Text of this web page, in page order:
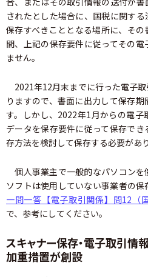
されたとした場合に、国税に関す
保存すべきこととなる場所に、そ
間、上記の保存要件に従ってその
ません。
2021年12月末までに行った電子
りますので、書面に出力して保存
す。しかし、2022年1月からの電
データを保存要件に従って保存で
存方法を検討して保存する必要があり
個人事業主で一般的なパソコン
ソフトは使用していない事業者の保
一問一答【電子取引関係】問12（国
で、参考にしてください。
スキャナー保存・電子取引情
加重措置が創設